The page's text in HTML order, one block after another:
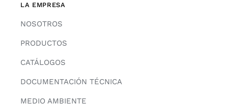
LA EMPRESA
NOSOTROS
PRODUCTOS
CATÁLOGOS
DOCUMENTACIÓN TÉCNICA
MEDIO AMBIENTE